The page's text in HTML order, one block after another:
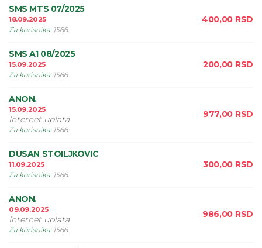
SMS MTS 07/2025
18.09.2025
Za korisnika: 1566
400,00 RSD
SMS A1 08/2025
15.09.2025
Za korisnika: 1566
200,00 RSD
ANON.
15.09.2025
Internet uplata
Za korisnika: 1566
977,00 RSD
DUSAN STOILJKOVIC
11.09.2025
Za korisnika: 1566
300,00 RSD
ANON.
09.09.2025
Internet uplata
Za korisnika: 1566
986,00 RSD